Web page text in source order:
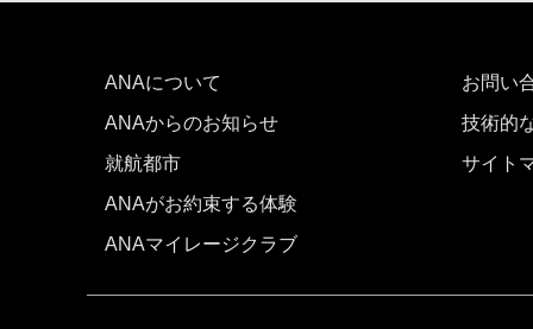
ANAについて
ANAからのお知らせ
就航都市
ANAがお約束する体験
ANAマイレージクラブ
お問い
技術的
サイト